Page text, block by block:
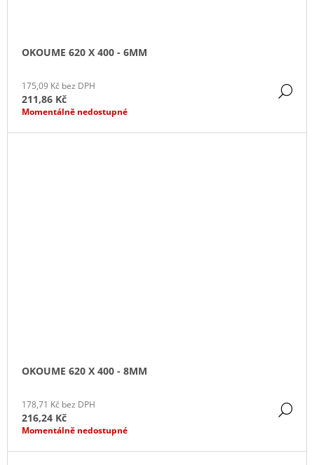
OKOUME 620 X 400 - 6MM
175,09 Kč bez DPH
211,86 Kč
Momentálně nedostupné
OKOUME 620 X 400 - 8MM
178,71 Kč bez DPH
216,24 Kč
Momentálně nedostupné